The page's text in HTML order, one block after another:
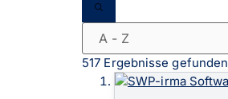
517 Ergebnisse gefunden